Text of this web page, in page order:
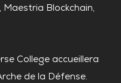
Blockchain,
College accueillera
de la Défense.